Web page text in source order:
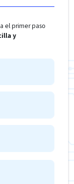
el primer paso
y